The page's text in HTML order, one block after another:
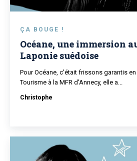
ÇA BOUGE !
Océane, une immersion
Laponie suédoise
Pour Océane, c'était frissons garantis en
Tourisme à la MFR d'Annecy, elle a...
Christophe